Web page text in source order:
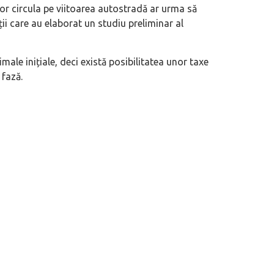
circula pe viitoarea autostradă ar urma să
care au elaborat un studiu preliminar al
inițiale, deci există posibilitatea unor taxe